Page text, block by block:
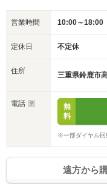
営業時間 10:00～18:00
定休日 不定休
住所 三重県鈴鹿市
電話
無
料
※一部ダイヤル回
遠方から